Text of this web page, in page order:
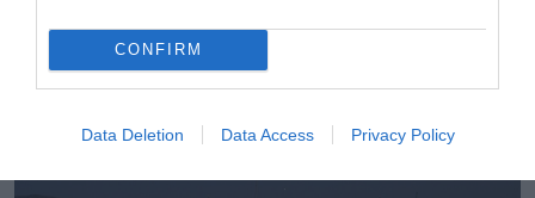
CONFIRM
Data Deletion Data Access Privacy Policy
Ανοίγει τις πύλες του στις 10 Αυγούστου το
Nírema Hotel & Spa Samos – MGallery
Collection